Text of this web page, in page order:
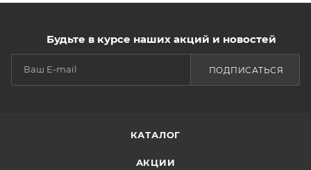
Будьте в курсе наших акций и новостей
ПОДПИСАТЬСЯ
КАТАЛОГ
АКЦИИ